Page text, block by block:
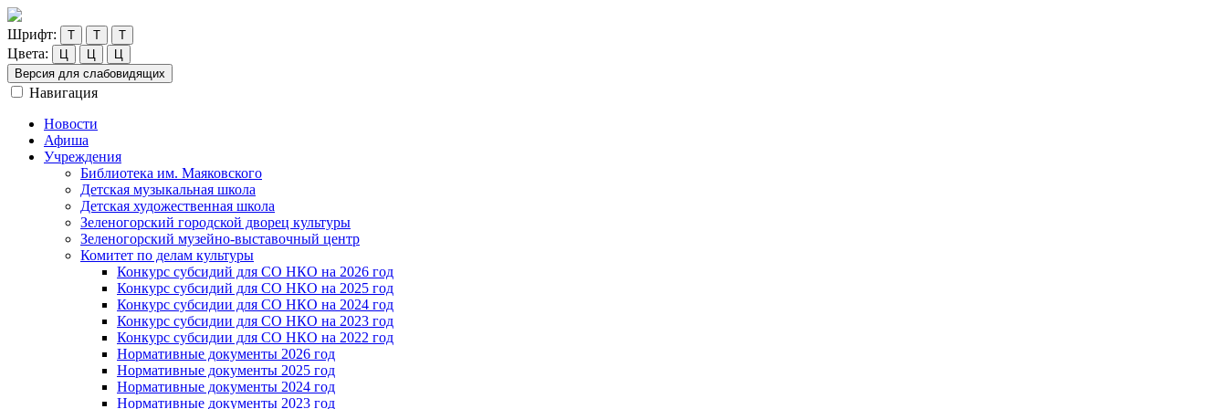
Шрифт: Т Т Т
Цвета: Ц Ц
Ц
Версия для слабовидящих
Навигация
Новости
Афиша
Учреждения
Библиотека им. Маяковского
Детская музыкальная школа
Детская художественная школа
Зеленогорский городской дворец культуры
Зеленогорский музейно-выставочный центр
Комитет по делам культуры
Конкурс субсидий для СО НКО на 2026 год
Конкурс субсидий для СО НКО на 2025 год
Конкурс субсидии для СО НКО на 2024 год
Конкурс субсидии для СО НКО на 2023 год
Конкурс субсидии для СО НКО на 2022 год
Нормативные документы 2026 год
Нормативные документы 2025 год
Нормативные документы 2024 год
Нормативные документы 2023 год